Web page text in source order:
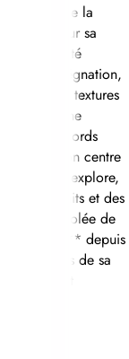
de la
pour sa
complexité
de l’Imprégnation,
jeux de textures
travers une
accords
Pic Lab, son centre
qu’elle explore,
des produits et des
Auréolée de
Pic*** depuis
étoilés de sa
elle est